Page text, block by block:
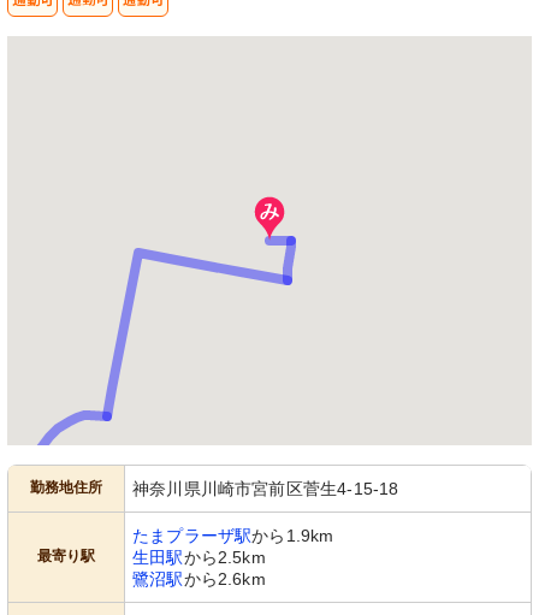
勤務地住所 神奈川県川崎市宮前区菅生4-15-18
最寄り駅
たまプラーザ駅から1.9km
生田駅から2.5km
鷺沼駅から2.6km